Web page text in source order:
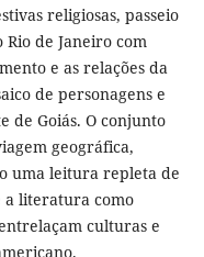
religiosas, passeio
de Janeiro com
e as relações da
de personagens e
de Goiás. O conjunto
geográfica,
uma leitura repleta de
a literatura como
culturas e